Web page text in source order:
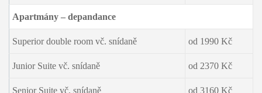
Apartmány – depandance
Superior double room vč. snídaně od 1990 Kč
Junior Suite vč. snídaně od 2370 Kč
Senior Suite vč. snídaně od 3160 Kč